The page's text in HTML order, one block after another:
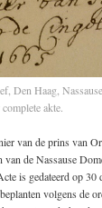
Den Haag,
akte.
van de prins van
de Nassause
is gedateerd op
volgens de